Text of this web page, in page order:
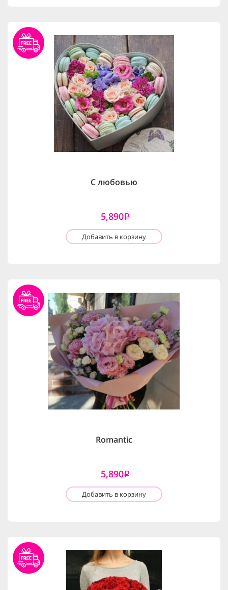
С любовью
5,890i
Добавить в корзину
Romantic
5,890i
Добавить в корзину